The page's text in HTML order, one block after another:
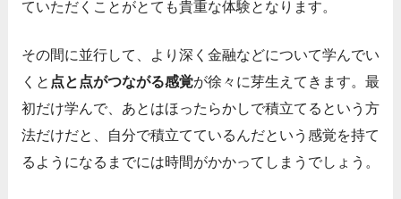
ていただくことがとても貴重な体験となります。
その間に並行して、より深く金融などについて学んでい
くと 点と点がつながる感覚が徐々に芽生えてきます。最
初だけ学んで、あとはほったらかしで積立てるという方
法だけだと、自分で積立てているんだという感覚を持て
るようになるまでには時間がかかってしまうでしょう。